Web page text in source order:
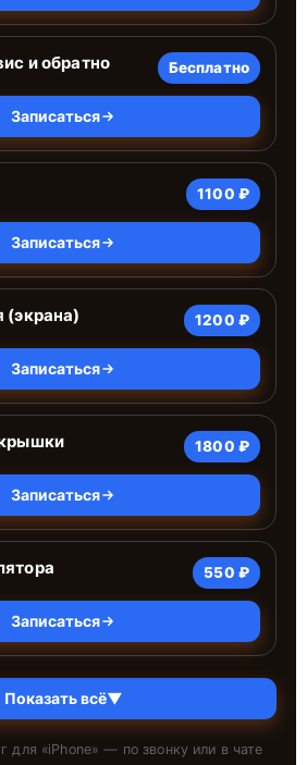
и обратно Бесплатно
Записаться
1100 ₽
Записаться
(экрана) 1200 ₽
Записаться
1800 ₽
Записаться
550 ₽
Записаться
Показать всё▼
для «iPhone» — по звонку или в чате